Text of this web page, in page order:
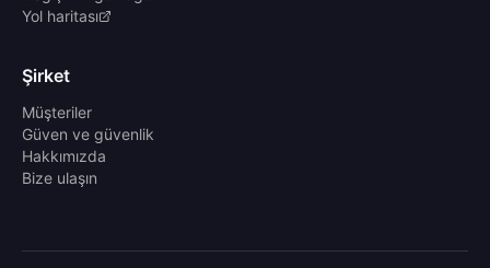
Yol haritası
Şirket
Müşteriler
Güven ve güvenlik
Hakkımızda
Bize ulaşın